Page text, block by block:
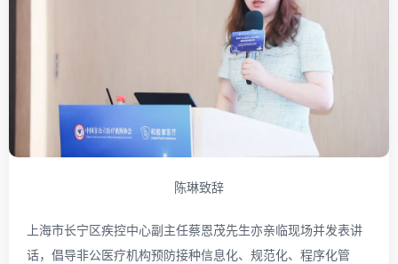
陈琳致辞
上海市长宁区疾控中心副主任蔡恩茂先生亦亲临现场并发表讲
话，倡导非公医疗机构预防接种信息化、规范化、程序化管